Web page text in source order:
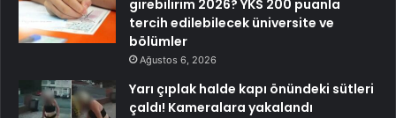
girebilirim 2026? YKS 200 puanla
tercih edilebilecek üniversite ve
bölümler
Ağustos 6, 2026
Yarı çıplak halde kapı önündeki sütleri
çaldı! Kameralara yakalandı